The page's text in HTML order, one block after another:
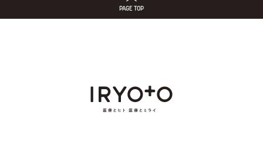
PAGE TOP